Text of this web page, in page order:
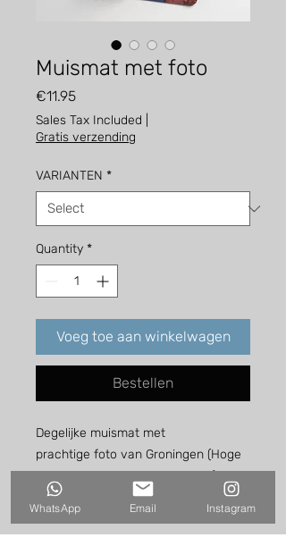
Muismat met foto
€11.95Price
Sales Tax Included
Gratis verzending
VARIANTEN *
Quantity *
Voeg toe aan winkelwagen
Bestellen
Degelijke muismat met
prachtige foto van Groningen (Hoge
Afrika (leeuw en giraffen).
WhatsApp Email Instagram